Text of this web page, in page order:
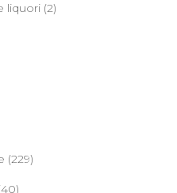
liquori (2)
(229)